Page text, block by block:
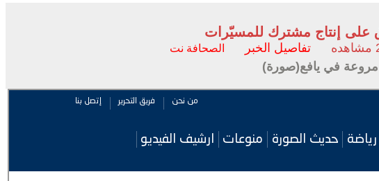
على إنتاج مشترك للمسيّرات
تفاصيل الخبر الصحافة نت
في يافع(صورة)